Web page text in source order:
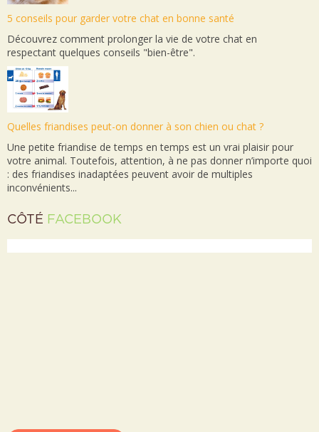
5 conseils pour garder votre chat en bonne santé
Découvrez comment prolonger la vie de votre chat en
respectant quelques conseils "bien-être".
Quelles friandises peut-on donner à son chien ou chat ?
Une petite friandise de temps en temps est un vrai plaisir pour
votre animal. Toutefois, attention, à ne pas donner n’importe quoi
: des friandises inadaptées peuvent avoir de multiples
inconvénients...
CÔTÉ FACEBOOK